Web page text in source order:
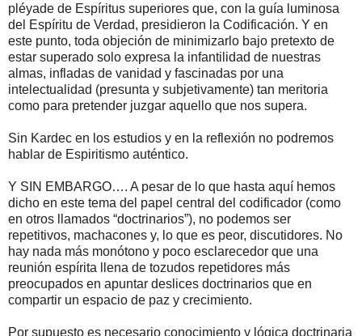
pléyade de Espíritus superiores que, con la guía luminosa
del Espíritu de Verdad, presidieron la Codificación. Y en
este punto, toda objeción de minimizarlo bajo pretexto de
estar superado solo expresa la infantilidad de nuestras
almas, infladas de vanidad y fascinadas por una
intelectualidad (presunta y subjetivamente) tan meritoria
como para pretender juzgar aquello que nos supera.
Sin Kardec en los estudios y en la reflexión no podremos
hablar de Espiritismo auténtico.
Y SIN EMBARGO…. A pesar de lo que hasta aquí hemos
dicho en este tema del papel central del codificador (como
en otros llamados “doctrinarios”), no podemos ser
repetitivos, machacones y, lo que es peor, discutidores. No
hay nada más monótono y poco esclarecedor que una
reunión espírita llena de tozudos repetidores más
preocupados en apuntar deslices doctrinarios que en
compartir un espacio de paz y crecimiento.
Por supuesto es necesario conocimiento y lógica doctrinaria